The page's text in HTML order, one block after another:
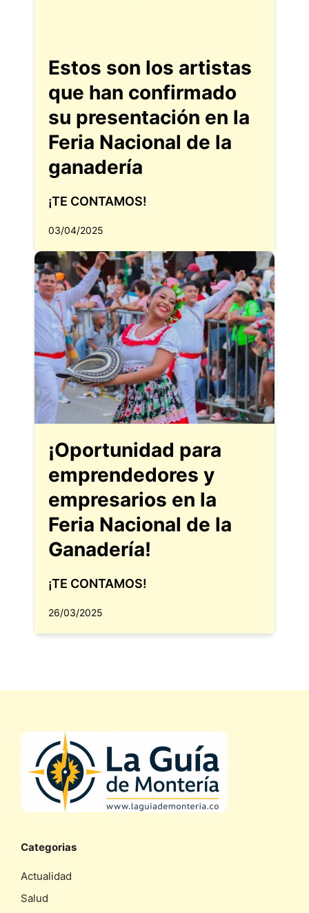
Estos son los artistas
que han confirmado
su presentación en la
Feria Nacional de la
ganadería
¡TE CONTAMOS!
03/04/2025
¡Oportunidad para
emprendedores y
empresarios en la
Feria Nacional de la
Ganadería!
¡TE CONTAMOS!
26/03/2025
Categorias
Actualidad
Salud